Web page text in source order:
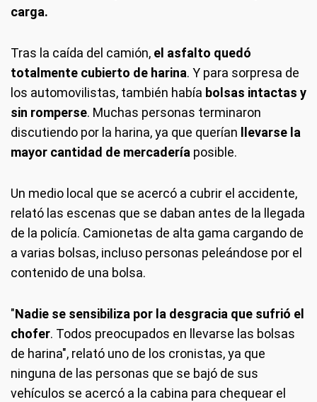
carga.
Tras la caída del camión, el asfalto quedó
totalmente cubierto de harina. Y para sorpresa de
los automovilistas, también había bolsas intactas y
sin romperse. Muchas personas terminaron
discutiendo por la harina, ya que querían llevarse la
mayor cantidad de mercadería posible.
Un medio local que se acercó a cubrir el accidente,
relató las escenas que se daban antes de la llegada
de la policía. Camionetas de alta gama cargando de
a varias bolsas, incluso personas peleándose por el
contenido de una bolsa.
"Nadie se sensibiliza por la desgracia que sufrió el
chofer. Todos preocupados en llevarse las bolsas
de harina", relató uno de los cronistas, ya que
ninguna de las personas que se bajó de sus
vehículos se acercó a la cabina para chequear el